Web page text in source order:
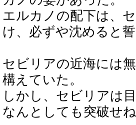
エルカノの配下は、
け、必ずや沈めると
セビリアの近海には
構えていた。
しかし、セビリアは
なんとしても突破せ